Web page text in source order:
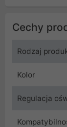
Cechy
Rodzaj
Kolor
Regulacja